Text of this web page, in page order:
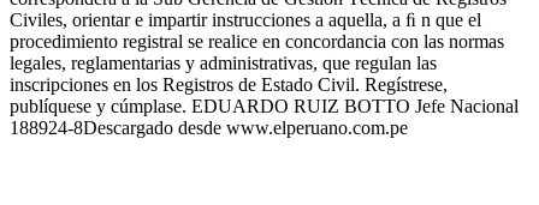
Civiles, orientar e impartir instrucciones a aquella, a ﬁ n que el
procedimiento registral se realice en concordancia con las normas
legales, reglamentarias y administrativas, que regulan las
inscripciones en los Registros de Estado Civil. Regístrese,
publíquese y cúmplase. EDUARDO RUIZ BOTTO Jefe Nacional
188924-8Descargado desde www.elperuano.com.pe